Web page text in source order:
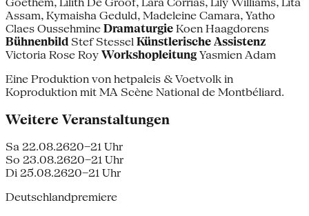
Goethem, Lilith De Groof, Lara Corrias, Lily Williams, Lita
Assam, Kymaisha Geduld, Madeleine Camara, Yatho
Claes Oussehmine Dramaturgie Koen Haagdorens
Bühnenbild Stef Stessel Künstlerische Assistenz
Victoria Rose Roy Workshopleitung Yasmien Adam
Eine Produktion von hetpaleis & Voetvolk in
Koproduktion mit MA Scène National de Montbéliard.
Weitere Veranstaltungen
Sa 22.08.2620–21 Uhr
So 23.08.2620–21 Uhr
Di 25.08.2620–21 Uhr
Deutschlandpremiere